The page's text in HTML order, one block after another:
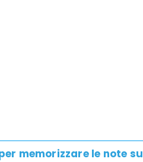
memorizzare le note su